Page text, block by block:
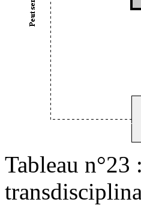
Tableau